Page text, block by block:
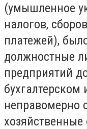
(умышленное
налогов,
платежей),
должностные
предприятий
бухгалтерском
неправомерно
хозяйственные